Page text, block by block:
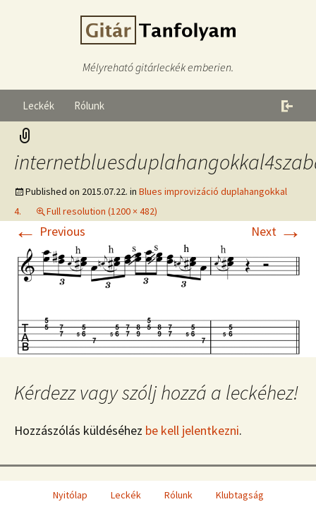
Mélyreható gitárleckék emberien.
Leckék Rólunk
Published on 2015.07.22. in Blues improvizáció duplahangokkal
4.
Full resolution (1200 × 482)
← Previous Next →
Kérdezz vagy szólj hozzá a leckéhez!
Hozzászólás küldéséhez be kell jelentkezni.
Nyitólap Leckék Rólunk Klubtagság